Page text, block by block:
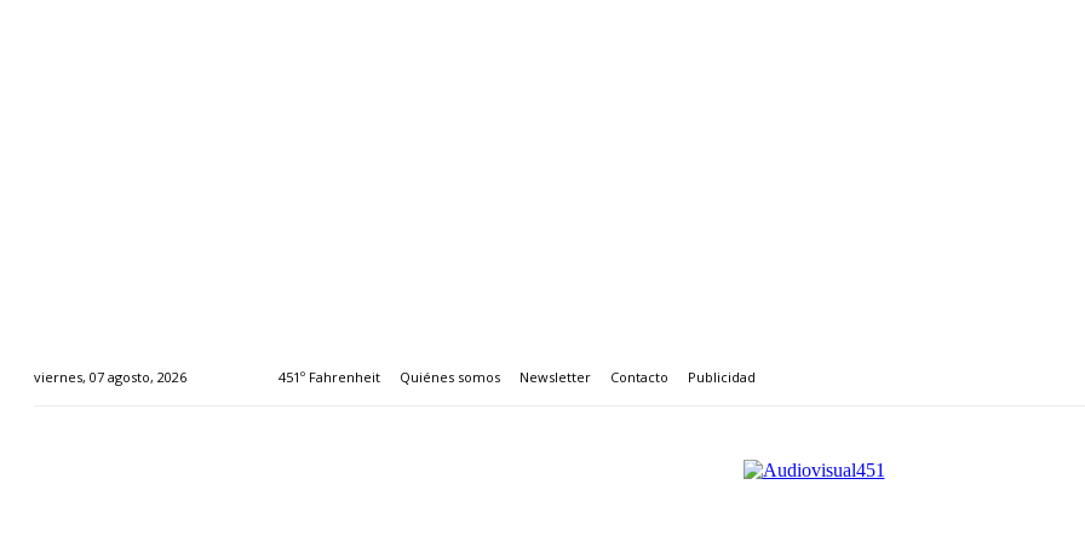
viernes, 07 agosto, 2026 451º Fahrenheit Quiénes somos Newsletter Contacto Publicidad